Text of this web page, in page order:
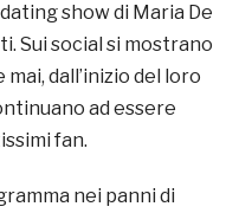
show di Maria De
Sui social si mostrano
dall’inizio del loro
ad essere
fan.
nei panni di